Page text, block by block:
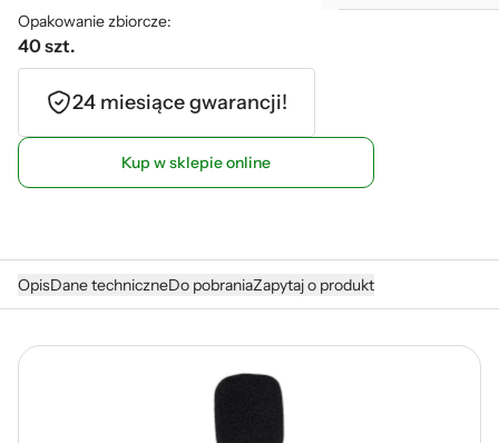
Opakowanie zbiorcze:
40 szt.
24 miesiące gwarancji!
Kup w sklepie online
OpisDane techniczneDo pobraniaZapytaj o produkt